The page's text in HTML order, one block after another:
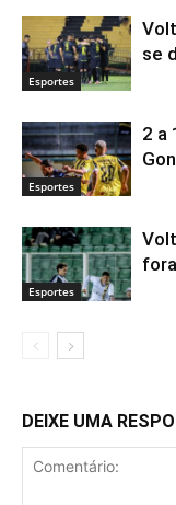
Esportes
se
Esportes
2 a
Esportes
DEIXE UMA